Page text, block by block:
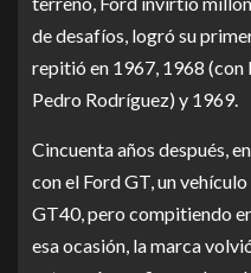
de desafíos, logró su
repitió en 1967, 1968
Pedro Rodríguez) y 1969.
Cincuenta años después,
con el Ford GT, un
GT40, pero compitiendo
esa ocasión, la marca